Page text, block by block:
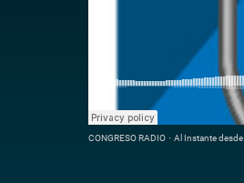
CONGRESO RADIO · Al Instante